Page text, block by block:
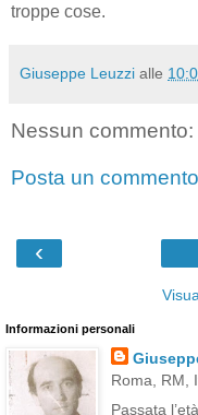
troppe cose.
Giuseppe Leuzzi alle
Nessun commento:
Posta un commento
‹
Informazioni personali
Roma, RM,
Passata